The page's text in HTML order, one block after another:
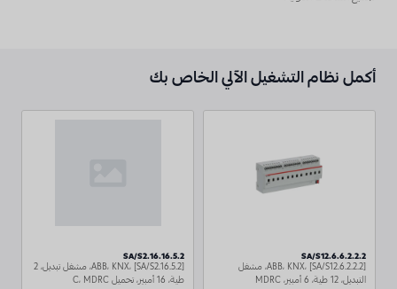
أكمل نظام التشغيل الآلي الخاص بك
SA/S12.6.6.2.2.2
ABB، KNX، [SA/S12.6.2.2.2]، مشغل
التبديل، 12 طية، 6 أمبير، MDRC
SA/S2.16.16.5.2
ABB، KNX، [SA/S2.16.5.2]، مشغل تبديل، 2
طية، 16 أمبير، تحميل C، MDRC